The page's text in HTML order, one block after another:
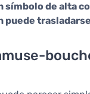
símbolo de alta
puede